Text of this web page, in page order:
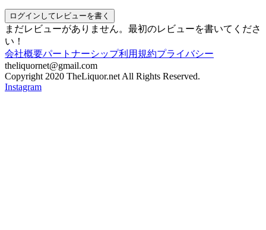
ログインしてレビューを書く
まだレビューがありません。最初のレビューを書いてくださ
い！
会社概要パートナーシップ利用規約プライバシー
theliquornet@gmail.com
Copyright 2020 TheLiquor.net All Rights Reserved.
Instagram